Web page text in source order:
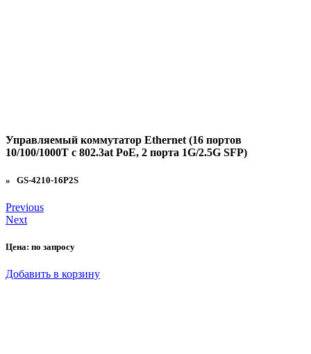
Управляемый коммутатор Ethernet (16 портов
10/100/1000T с 802.3at PoE, 2 порта 1G/2.5G SFP)
» GS-4210-16P2S
Previous
Next
Цена: по запросу
Добавить в корзину